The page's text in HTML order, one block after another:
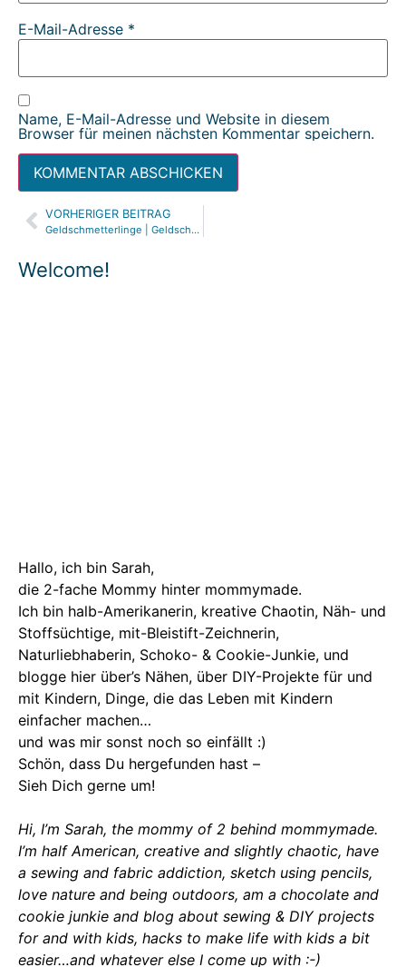
Welcome!
Hallo, ich bin Sarah,
die 2-fache Mommy hinter mommymade.
Ich bin halb-Amerikanerin, kreative Chaotin, Näh- und
Stoffsüchtige, mit-Bleistift-Zeichnerin,
Naturliebhaberin, Schoko- & Cookie-Junkie, und
blogge hier über’s Nähen, über DIY-Projekte für und
mit Kindern, Dinge, die das Leben mit Kindern
einfacher machen…
und was mir sonst noch so einfällt :)
Schön, dass Du hergefunden hast –
Sieh Dich gerne um!
Hi, I’m Sarah, the mommy of 2 behind mommymade.
I’m half American, creative and slightly chaotic, have
a sewing and fabric addiction, sketch using pencils,
love nature and being outdoors, am a chocolate and
cookie junkie and blog about sewing & DIY projects
for and with kids, hacks to make life with kids a bit
easier…and whatever else I come up with :-)
E-Mail-Adresse *
Name, E-Mail-Adresse und Website in diesem
Browser für meinen nächsten Kommentar speichern.
Alternative:
VORHERIGER BEITRAG
Geldschmetterlinge | Geldschein Schmetterlinge falten